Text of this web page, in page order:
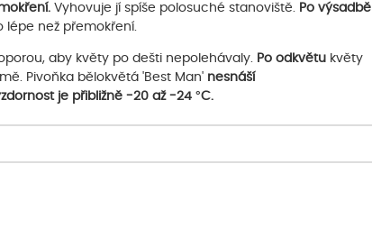
Vyhovuje jí spíše polosuché stanoviště.
Po výsadbě
lépe než přemokření.
aby květy po dešti nepolehávaly. Po odkvětu květy
Pivoňka bělokvětá 'Best Man' nesnáší
je přibližně -20 až -24 °C.